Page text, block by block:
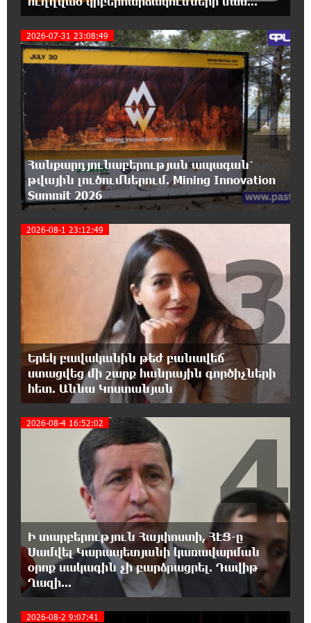
Կարապետյան
16:50:59 6-08-2026
Ռուսաստանի հետ խնդիրները պետք է
լուծել դիվանագիտական ճանապարհով․
Նարեկ Կարապետյան
16:44:56 6-08-2026
Վաղը մենք ԱԺ չենք գալու. Նարեկ
Կարապետյան
16:15:33 6-08-2026
ՈւՂԻՂ. Նարեկ Կարապետյանը հանդես է
գալիս հայտարարությամբ
16:09:42 6-08-2026
Moody’s-ը IDBank-ի վարկանիշային
հեռանկարը փոխել է դրականի
15:24:13 6-08-2026
Վեհափառի անձնագրի մեջ գրված է՝
Գարեգին Բ․ նույնիսկ քննիչներն ու
դատախազներն են այդպես դիմում նրան՝ իրենց հավատից
ելնելով․ տեսանյութ
15:09:27 6-08-2026
Ռեբուսը լուծելու համար, ասեք թե ինչպե՞ս
ՀՀ 29.800 քկմ տարածքը կրճատվեց.
Վարդևանյանը՝ Հովհաննիսյանին
15:00:46 6-08-2026
Ֆասթ Բանկը Սևան Ստարտափ Սամմիթին
ներկայացրել է իր պրոդուկտներն ու
քարտային առաջարկները
14:40:31 6-08-2026
համախմբի արտախորհրդարանական բոլոր
2026-07-31 23:08:49
Հանքարդյունաբերության ապագան՝
թվային լուծումներում. Mining Innovation
Summit 2026
2
2026-08-1 23:12:49
Երեկ բավականին թեժ բանավեճ
ստացվեց մի շարք հանրային գործիչների
հետ. Աննա Կոստանյան
3
2026-08-4 16:52:02
Ի տարբերություն Հայփոստի, ՀԷՑ-ը
Սամվել Կարապետյանի կառավարման
օրոք սակագին չի բարձրացրել. Դավիթ
Ղազի...
4
2026-08-2 9:07:41